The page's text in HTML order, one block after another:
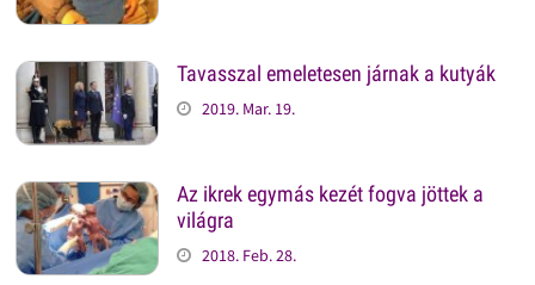
Tavasszal emeletesen járnak a kutyák
2019. Mar. 19.
Az ikrek egymás kezét fogva jöttek a
világra
2018. Feb. 28.